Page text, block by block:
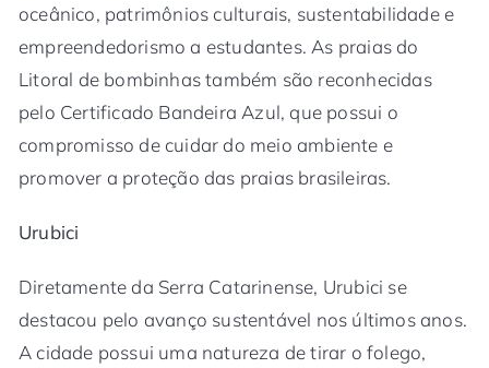
oceânico, patrimônios culturais, sustentabilidade e
empreendedorismo a estudantes. As praias do
Litoral de bombinhas também são reconhecidas
pelo Certificado Bandeira Azul, que possui o
compromisso de cuidar do meio ambiente e
promover a proteção das praias brasileiras.
Urubici
Diretamente da Serra Catarinense, Urubici se
destacou pelo avanço sustentável nos últimos anos.
A cidade possui uma natureza de tirar o folego,